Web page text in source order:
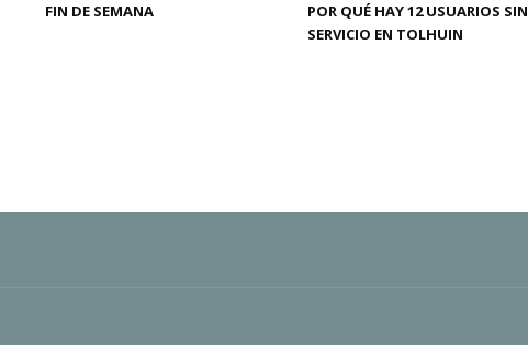
FIN DE SEMANA
POR QUÉ HAY 12 USUARIOS SIN
SERVICIO EN TOLHUIN